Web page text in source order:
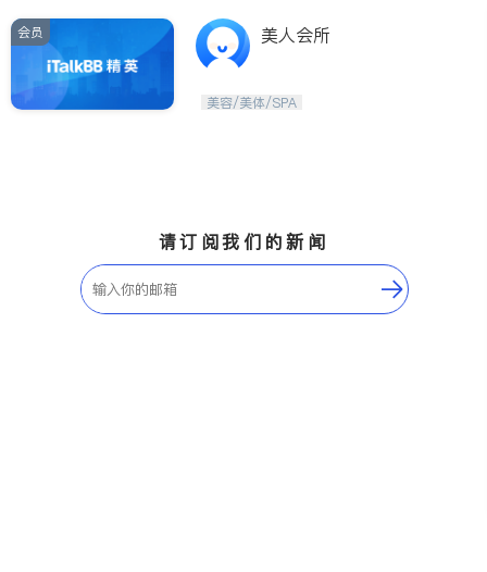
非盈利组织
Rowland Heights & Hacienda H
ties
Santa Barbara & Monterey
会员 美人会所
美容/美体/SPA
请订阅我们的新闻